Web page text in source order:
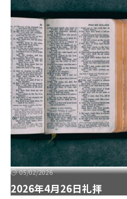
05/02/2026
2026年4月26日礼拝